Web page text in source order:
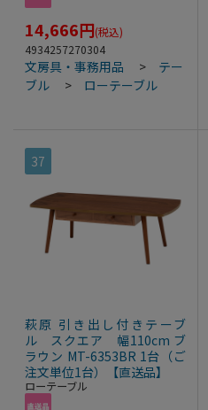
14,666円(税込)
4934257270304
文房具・事務用品 > テー
ブル
> ローテーブル
37
萩原 引き出し付きテーブ
ル スクエア 幅110cm ブ
ラウン MT-6353BR 1台（ご
注文単位1台）【直送品】
ローテーブル